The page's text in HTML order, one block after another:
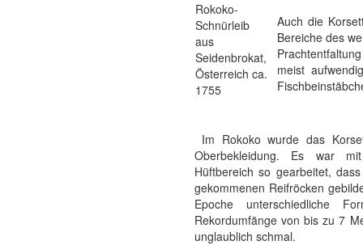
Rokoko-
Schnürleib
aus
Seidenbrokat,
Österreich ca.
1755
Auch die
Bereiche des
meist
Im Rokoko wurde das
Oberbekleidung. Es war
Hüftbereich so gearbeitet,
gekommenen Reifröcken
Epoche unterschiedliche
Rekordumfänge von bis zu 7
unglaublich schmal.